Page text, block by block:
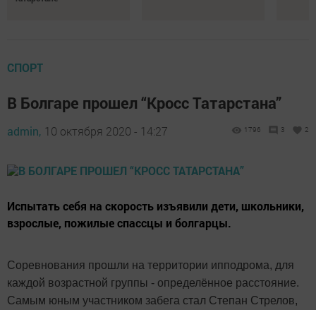
СПОРТ
В Болгаре прошел “Кросс Татарстана”
admin, 10 октября 2020 - 14:27 1796 3 2
Испытать себя на скорость изъявили дети, школьники,
взрослые, пожилые спассцы и болгарцы.
Соревнования прошли на территории ипподрома, для
каждой возрастной группы - определённое расстояние.
Самым юным участником забега стал Степан Стрелов,